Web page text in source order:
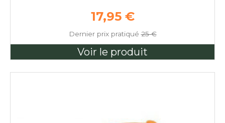
Prix de base
17,95 €
Dernier prix pratiqué25 €
Voir le produit